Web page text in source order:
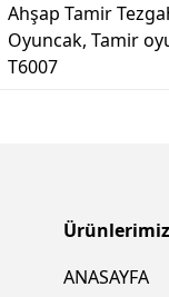
Ahşap Tamir
Oyuncak, Tamir
T6007
Ürünlerimiz
ANASAYFA